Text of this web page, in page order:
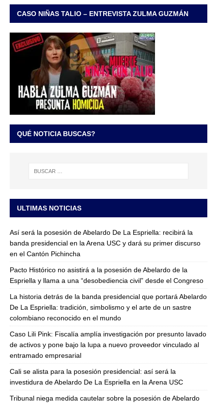
CASO NIÑAS TALIO – ENTREVISTA ZULMA GUZMÁN
QUÉ NOTICIA BUSCAS?
ULTIMAS NOTICIAS
Así será la posesión de Abelardo De La Espriella: recibirá la
banda presidencial en la Arena USC y dará su primer discurso
en el Cantón Pichincha
Pacto Histórico no asistirá a la posesión de Abelardo de la
Espriella y llama a una “desobediencia civil” desde el Congreso
La historia detrás de la banda presidencial que portará Abelardo
De La Espriella: tradición, simbolismo y el arte de un sastre
colombiano reconocido en el mundo
Caso Lili Pink: Fiscalía amplía investigación por presunto lavado
de activos y pone bajo la lupa a nuevo proveedor vinculado al
entramado empresarial
Cali se alista para la posesión presidencial: así será la
investidura de Abelardo De La Espriella en la Arena USC
Tribunal niega medida cautelar sobre la posesión de Abelardo